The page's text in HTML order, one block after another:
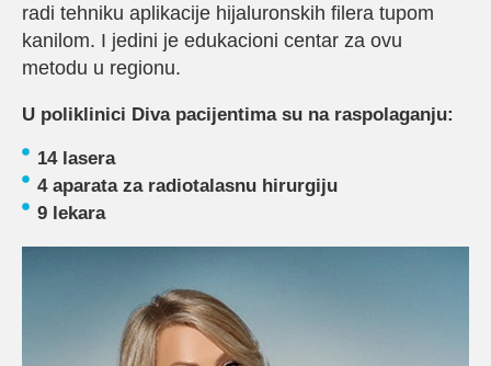
radi tehniku aplikacije hijaluronskih filera tupom
kanilom. I jedini je edukacioni centar za ovu
metodu u regionu.
U poliklinici Diva pacijentima su na raspolaganju:
14 lasera
4 aparata za radiotalasnu hirurgiju
9 lekara